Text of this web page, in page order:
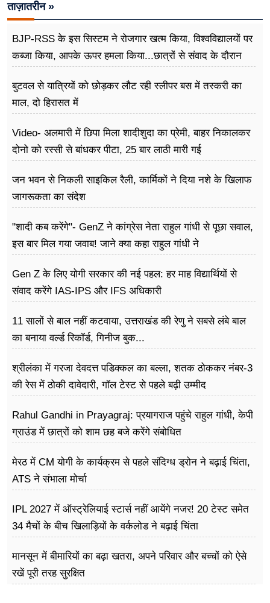
ताज़ातरीन »
BJP-RSS के इस सिस्टम ने रोजगार खत्म किया, विश्वविद्यालयों पर
कब्जा किया, आपके ऊपर हमला किया...छात्रों से संवाद के दौरान
बुटवल से यात्रियों को छोड़कर लौट रही स्लीपर बस में तस्करी का
माल, दो हिरासत में
Video- अलमारी में छिपा मिला शादीशुदा का प्रेमी, बाहर निकालकर
दोनो को रस्सी से बांधकर पीटा, 25 बार लाठी मारी गई
जन भवन से निकली साइकिल रैली, कार्मिकों ने दिया नशे के खिलाफ
जागरूकता का संदेश
"शादी कब करेंगे"- GenZ ने कांग्रेस नेता राहुल गांधी से पूछा सवाल,
इस बार मिल गया जवाब! जाने क्या कहा राहुल गांधी ने
Gen Z के लिए योगी सरकार की नई पहल: हर माह विद्यार्थियों से
संवाद करेंगे IAS-IPS और IFS अधिकारी
11 सालों से बाल नहीं कटवाया, उत्तराखंड की रेणु ने सबसे लंबे बाल
का बनाया वर्ल्ड रिकॉर्ड, गिनीज बुक...
श्रीलंका में गरजा देवदत्त पडिक्कल का बल्ला, शतक ठोककर नंबर-3
की रेस में ठोकी दावेदारी, गॉल टेस्ट से पहले बढ़ी उम्मीद
Rahul Gandhi in Prayagraj: प्रयागराज पहुंचे राहुल गांधी, केपी
ग्राउंड में छात्रों को शाम छह बजे करेंगे संबोधित
मेरठ में CM योगी के कार्यक्रम से पहले संदिग्ध ड्रोन ने बढ़ाई चिंता,
ATS ने संभाला मोर्चा
IPL 2027 में ऑस्ट्रेलियाई स्टार्स नहीं आयेंगे नजर! 20 टेस्ट समेत
34 मैचों के बीच खिलाड़ियों के वर्कलोड ने बढ़ाई चिंता
मानसून में बीमारियों का बढ़ा खतरा, अपने परिवार और बच्चों को ऐसे
रखें पूरी तरह सुरक्षित